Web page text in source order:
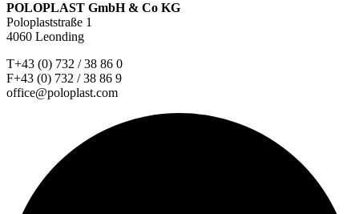
POLOPLAST GmbH & Co KG
Poloplaststraße 1
4060 Leonding
T+43 (0) 732 / 38 86 0
F+43 (0) 732 / 38 86 9
office@poloplast.com